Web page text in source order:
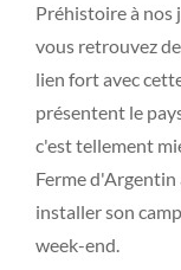
Préhistoire à nos
vous retrouvez
lien fort avec
présentent le
c'est tellement
Ferme
installer son
week-end.